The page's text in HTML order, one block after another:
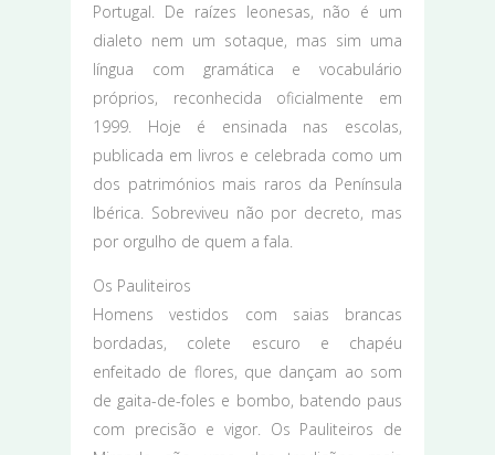
Portugal. De raízes leonesas, não é um
dialeto nem um sotaque, mas sim uma
língua com gramática e vocabulário
próprios, reconhecida oficialmente em
1999. Hoje é ensinada nas escolas,
publicada em livros e celebrada como um
dos patrimónios mais raros da Península
Ibérica. Sobreviveu não por decreto, mas
por orgulho de quem a fala.
Os Pauliteiros
Homens vestidos com saias brancas
bordadas, colete escuro e chapéu
enfeitado de flores, que dançam ao som
de gaita-de-foles e bombo, batendo paus
com precisão e vigor. Os Pauliteiros de